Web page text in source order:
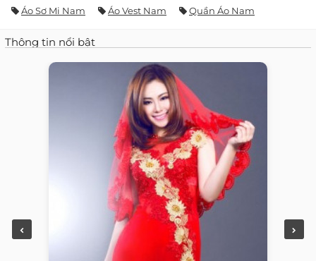
Áo Sơ Mi Nam Áo Vest Nam Quần Áo Nam
Thông tin nổi bật